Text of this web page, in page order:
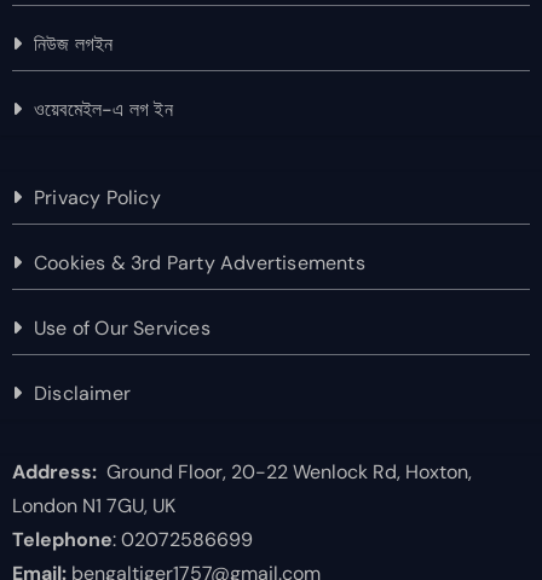
নিউজ লগইন
ওয়েবমেইল-এ লগ ইন
Privacy Policy
Cookies & 3rd Party Advertisements
Use of Our Services
Disclaimer
Address:Ground Floor, 20-22 Wenlock Rd, Hoxton,
London N1 7GU, UK
Telephone: 02072586699
Email:bengaltiger1757@gmail.com